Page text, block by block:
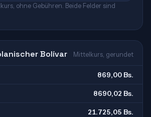
ohne Gebühren. Beide Felder sind
Bolívar Mittelkurs, gerundet
869,00 Bs.
8690,02 Bs.
21.725,05 Bs.